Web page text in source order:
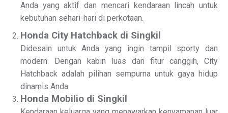
Anda yang aktif dan mencari kendaraan lincah untuk
kebutuhan sehari-hari di perkotaan.
Honda City Hatchback di Singkil
Didesain untuk Anda yang ingin tampil sporty dan
modern. Dengan kabin luas dan fitur canggih, City
Hatchback adalah pilihan sempurna untuk gaya hidup
dinamis Anda.
Honda Mobilio di Singkil